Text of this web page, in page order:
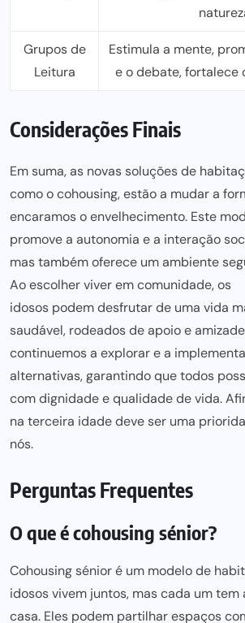
Grupos de
Leitura
Estimula a mente,
e o debate, fortalece
Considerações Finais
Em suma, as novas soluções de
como o cohousing, estão a mudar a
encaramos o envelhecimento. Este
promove a autonomia e a interação
mas também oferece um ambiente
Ao escolher viver em comunidade, os
idosos podem desfrutar de uma vida
saudável, rodeados de apoio e
continuemos a explorar e a
alternativas, garantindo que todos
com dignidade e qualidade de vida.
na terceira idade deveser uma
nós.
Perguntas Frequentes
O que é cohousing sénior?
Cohousing sénior é um modelo de
idosos vivem juntos, mas cada um tem
casa. Eles podem partilhar espaços